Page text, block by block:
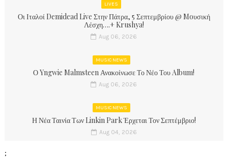
LIVES
Οι Ιταλοί Demidead Live Στην Πάτρα, 5 Σεπτεμβρίου @ Moυσική
Λέσχη….+ Krushya!
Aug 06, 2026
MUSIC NEWS
Ο Yngwie Malmsteen Ανακοίνωσε Το Νέο Του Album!
Aug 06, 2026
MUSIC NEWS
Η Νέα Ταινία Των Linkin Park Έρχεται Τον Σεπτέμβριο!
Aug 04, 2026
;